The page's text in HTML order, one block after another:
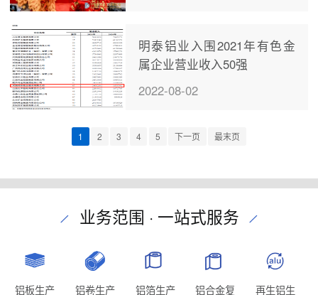
明泰铝业入围2021年有色金
属企业营业收入50强
2022-08-02
1 2 3 4 5 下一页 最末页
业务范围 · 一站式服务
铝板生产
铝卷生产
铝箔生产
铝合金复
再生铝生